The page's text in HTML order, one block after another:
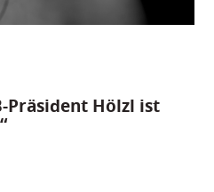
Präsident Hölzl ist